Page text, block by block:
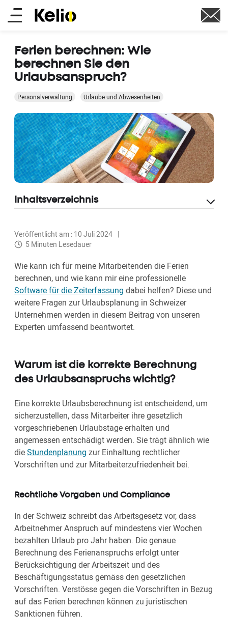
Skip
Main
Ferien berechnen: Wie
berechnen Sie den
Urlaubsanspruch?
Personalverwaltung Urlaube und Abwesenheiten
Veröffentlicht am : 10 Juli 2024
5 Minuten Lesedauer
Wie kann ich für meine Mitarbeitenden die Ferien
berechnen, und wie kann mir eine professionelle
Software für die Zeiterfassung dabei helfen? Diese und
weitere Fragen zur Urlaubsplanung in Schweizer
Unternehmen werden in diesem Beitrag von unseren
Experten umfassend beantwortet.
Warum ist die korrekte Berechnung
des Urlaubsanspruchs wichtig?
Eine korrekte Urlaubsberechnung ist entscheidend, um
sicherzustellen, dass Mitarbeiter ihre gesetzlich
vorgeschriebenen Urlaubstage erhalten und
angemessen entschädigt werden. Sie trägt ähnlich wie
dieStundenplanung zur Einhaltung rechtlicher
Vorschriften und zur Mitarbeiterzufriedenheit bei.
Rechtliche Vorgaben und Compliance
In der Schweiz schreibt das Arbeitsgesetz vor, dass
Arbeitnehmer Anspruch auf mindestens vier Wochen
bezahlten Urlaub pro Jahr haben. Die genaue
Berechnung des Ferienanspruchs erfolgt unter
Berücksichtigung der Arbeitszeit und des
Beschäftigungsstatus gemäss den gesetzlichen
Vorschriften. Verstösse gegen die Vorschriften in Bezug
auf das Ferien berechnen können zu juristischen
Sanktionen führen.
Inhaltsverzeichnis